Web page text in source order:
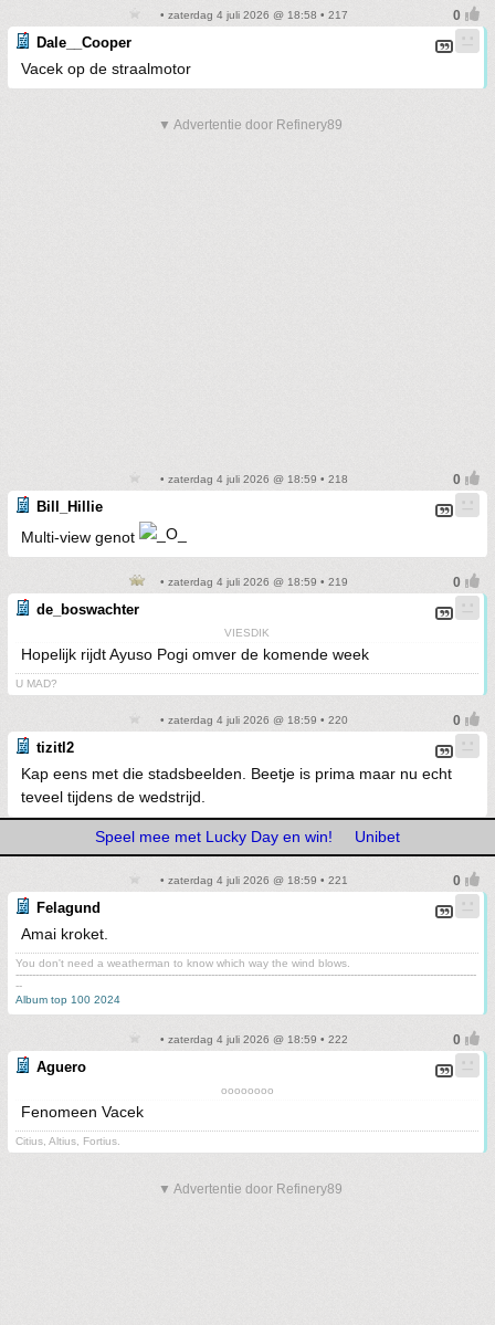
• zaterdag 4 juli 2026 @ 18:58 • 217
Dale__Cooper
Vacek op de straalmotor
▼ Advertentie door Refinery89
• zaterdag 4 juli 2026 @ 18:59 • 218
Bill_Hillie
Multi-view genot
• zaterdag 4 juli 2026 @ 18:59 • 219
de_boswachter
VIESDIK
Hopelijk rijdt Ayuso Pogi omver de komende week
U MAD?
• zaterdag 4 juli 2026 @ 18:59 • 220
tizitl2
Kap eens met die stadsbeelden. Beetje is prima maar nu echt
teveel tijdens de wedstrijd.
Speel mee met Lucky Day en win! Unibet
• zaterdag 4 juli 2026 @ 18:59 • 221
Felagund
Amai kroket.
You don't need a weatherman to know which way the wind blows.
-------------------------------------------------------------------------------------------------------------------------------------------
--
Album top 100 2024
• zaterdag 4 juli 2026 @ 18:59 • 222
Aguero
oooooooo
Fenomeen Vacek
Citius, Altius, Fortius.
▼ Advertentie door Refinery89